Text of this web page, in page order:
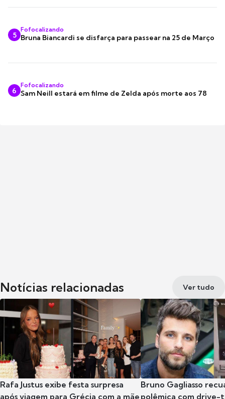
5
Fofocalizando
Bruna Biancardi se disfarça para passear na 25 de Março
6
Fofocalizando
Sam Neill estará em filme de Zelda após morte aos 78
Notícias relacionadas Ver tudo
Rafa Justus exibe festa surpresa
após viagem para Grécia com a mãe
Bruno Gagliasso
polêmica com drive-